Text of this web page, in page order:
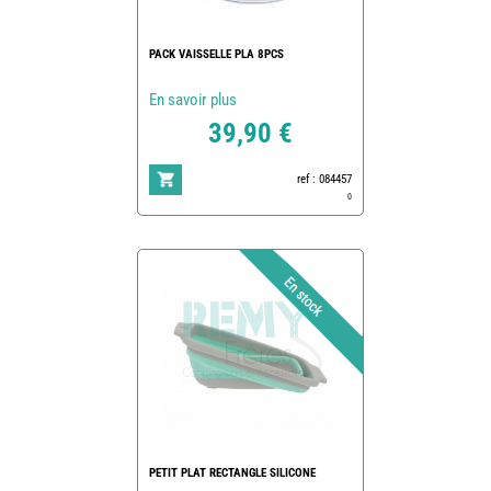
PACK VAISSELLE PLA 8PCS
En savoir plus
39,90 €
ref : 084457
0
PETIT PLAT RECTANGLE SILICONE